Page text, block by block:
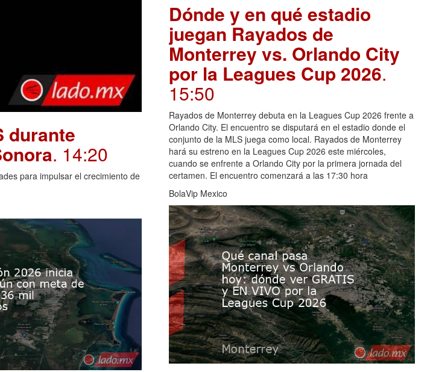
durante
. 14:20
para impulsar el crecimiento de
Dónde y en qué estadio
juegan Rayados de
Monterrey vs. Orlando City
por la Leagues Cup 2026.
15:50
Rayados de Monterrey debuta en la Leagues Cup 2026 frente a
Orlando City. El encuentro se disputará en el estadio donde el
conjunto de la MLS juega como local. Rayados de Monterrey
hará su estreno en la Leagues Cup 2026 este miércoles,
cuando se enfrente a Orlando City por la primera jornada del
certamen. El encuentro comenzará a las 17:30 hora
BolaVip Mexico